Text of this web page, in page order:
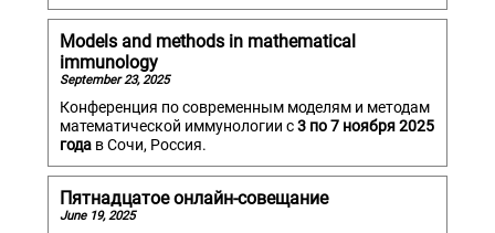
Models and methods in mathematical
immunology
September 23, 2025
Конференция по современным моделям и методам
математической иммунологии с3 по 7 ноября 2025
годав Сочи, Россия.
Пятнадцатое онлайн-совещание
June 19, 2025